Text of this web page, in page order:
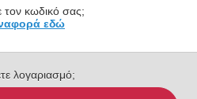
τον κωδικό σας;
εδώ
λογαριασμό;